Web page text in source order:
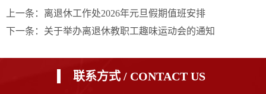
上一条：离退休工作处2026年元旦假期值班安排
下一条：关于举办离退休教职工趣味运动会的通知
联系方式 / CONTACT US